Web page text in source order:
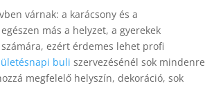
várnak: a karácsony és a
más a helyzet, a gyerekek
ezért érdemes lehet profi
buli szervezésénél sok mindenre
megfelelő helyszín, dekoráció, sok